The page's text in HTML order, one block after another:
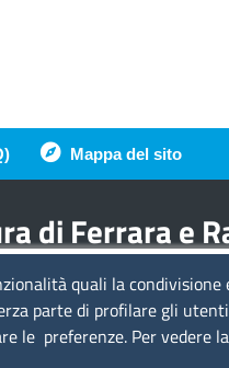
Mappa del sito
di Ferrara e
Seguici su
quali la
parte di profilare gli
le preferenze. Per vedere